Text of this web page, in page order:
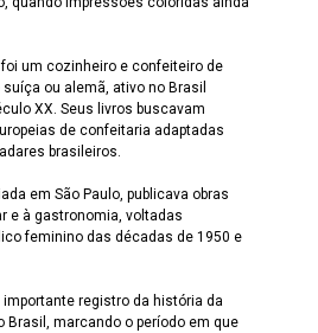
foi um cozinheiro e confeiteiro de
ou alemã, ativo no Brasil
XX. Seus livros buscavam
de confeitaria adaptadas
brasileiros.
em São Paulo, publicava obras
e à gastronomia, voltadas
feminino das décadas de 1950 e
registro da história da
marcando o período em que